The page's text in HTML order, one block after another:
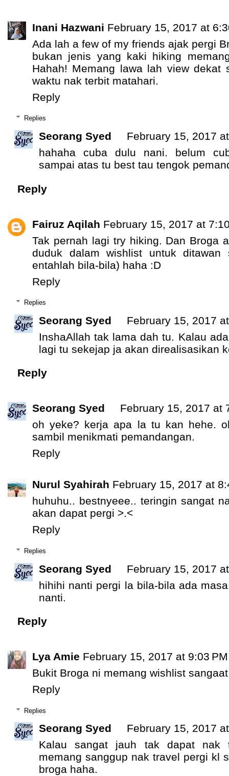
Inani Hazwani February 15, 2017 at
Ada lah a few of my friends ajak pergi
bukan jenis yang kaki hiking
Hahah! Memang lawa lah view dekat
waktu nak terbit matahari.
Reply
Replies
Seorang Syed
February 15, 2017
hahaha cuba dulu nani. belum
sampai atas tu best tau tengok
Reply
Fairuz Aqilah February 15, 2017 at
Tak pernah lagi try hiking. Dan Broga
duduk dalam wishlist untuk
entahlah bila-bila) haha :D
Reply
Replies
Seorang Syed
February 15, 2017
InshaAllah tak lama dah tu. Kalau
lagi tu sekejap ja akan direalisasikan
Reply
Seorang Syed
February 15, 2017 at
oh yeke? kerja apa la tu kan hehe.
sambil menikmati pemandangan.
Reply
Nurul Syahirah February 15, 2017 at
huhuhu.. bestnyeee.. teringin sangat
akan dapat pergi >.<
Reply
Replies
Seorang Syed
February 15, 2017
hihihi nanti pergi la bila-bila ada
nanti.
Reply
Lya Amie February 15, 2017 at 9:03 PM
Bukit Broga ni memang wishlist
Reply
Replies
Seorang Syed
February 15, 2017
Kalau sangat jauh tak dapat nak
memang sanggup nak travel pergi kl
broga haha.